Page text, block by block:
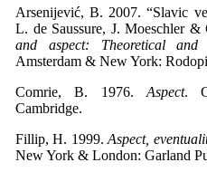
Arsenijević, B. 2007. “Slavic
L. de Saussure, J. Moeschler &
and aspect: Theoretical and
Amsterdam & New York:
Comrie, B. 1976. Aspect.
Cambridge.
Fillip, H. 1999.Aspect,
New York & London: Garland